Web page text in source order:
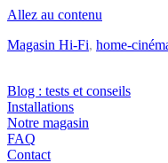
Allez au contenu
Magasin Hi-Fi, home-
Blog : tests et conseils
Installations
Notre magasin
FAQ
Contact